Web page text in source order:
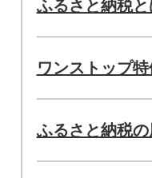
ふるさと納税と
ワンストップ
ふるさと納税